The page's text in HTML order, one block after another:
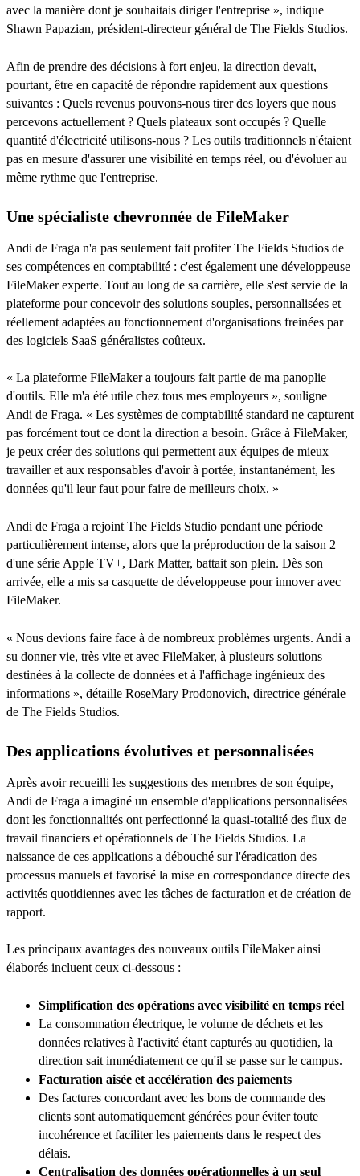
avec la manière dont je souhaitais diriger l'entreprise », indique
Shawn Papazian, président-directeur général de The Fields Studios.
Afin de prendre des décisions à fort enjeu, la direction devait,
pourtant, être en capacité de répondre rapidement aux questions
suivantes : Quels revenus pouvons-nous tirer des loyers que nous
percevons actuellement ? Quels plateaux sont occupés ? Quelle
quantité d'électricité utilisons-nous ? Les outils traditionnels n'étaient
pas en mesure d'assurer une visibilité en temps réel, ou d'évoluer au
même rythme que l'entreprise.
Une spécialiste chevronnée de FileMaker
Andi de Fraga n'a pas seulement fait profiter The Fields Studios de
ses compétences en comptabilité : c'est également une développeuse
FileMaker experte. Tout au long de sa carrière, elle s'est servie de la
plateforme pour concevoir des solutions souples, personnalisées et
réellement adaptées au fonctionnement d'organisations freinées par
des logiciels SaaS généralistes coûteux.
« La plateforme FileMaker a toujours fait partie de ma panoplie
d'outils. Elle m'a été utile chez tous mes employeurs », souligne
Andi de Fraga. « Les systèmes de comptabilité standard ne capturent
pas forcément tout ce dont la direction a besoin. Grâce à FileMaker,
je peux créer des solutions qui permettent aux équipes de mieux
travailler et aux responsables d'avoir à portée, instantanément, les
données qu'il leur faut pour faire de meilleurs choix. »
Andi de Fraga a rejoint The Fields Studio pendant une période
particulièrement intense, alors que la préproduction de la saison 2
d'une série Apple TV+, Dark Matter, battait son plein. Dès son
arrivée, elle a mis sa casquette de développeuse pour innover avec
FileMaker.
« Nous devions faire face à de nombreux problèmes urgents. Andi a
su donner vie, très vite et avec FileMaker, à plusieurs solutions
destinées à la collecte de données et à l'affichage ingénieux des
informations », détaille RoseMary Prodonovich, directrice générale
de The Fields Studios.
Des applications évolutives et personnalisées
Après avoir recueilli les suggestions des membres de son équipe,
Andi de Fraga a imaginé un ensemble d'applications personnalisées
dont les fonctionnalités ont perfectionné la quasi-totalité des flux de
travail financiers et opérationnels de The Fields Studios. La
naissance de ces applications a débouché sur l'éradication des
processus manuels et favorisé la mise en correspondance directe des
activités quotidiennes avec les tâches de facturation et de création de
rapport.
Les principaux avantages des nouveaux outils FileMaker ainsi
élaborés incluent ceux ci-dessous :
Simplification des opérations avec visibilité en temps réel
La consommation électrique, le volume de déchets et les
données relatives à l'activité étant capturés au quotidien, la
direction sait immédiatement ce qu'il se passe sur le campus.
Facturation aisée et accélération des paiements
Des factures concordant avec les bons de commande des
clients sont automatiquement générées pour éviter toute
incohérence et faciliter les paiements dans le respect des
délais.
Centralisation des données opérationnelles à un seul